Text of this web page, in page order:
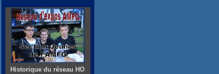
Historique du réseau HO